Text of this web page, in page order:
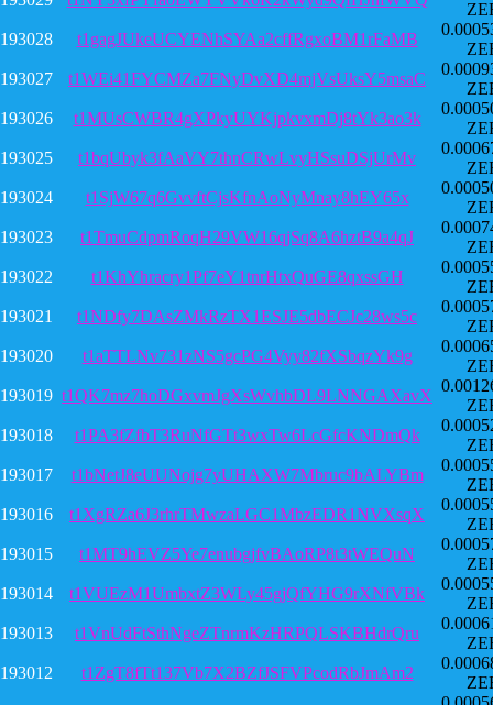
193028
t1gagJUkeUCYENhSYAa2cffRgxoBM1rFaMB
193027
t1WEi41FYCMZa7FNyDvXD4mjVsUksY5msaC
193026
t1MUsCWBR4gXPkyUYKjpkvxmDj8tYk3ao3k
193025
t1bqUbyk3fAaVY7thnCRwLvyHSsuDSjUrMv
193024
t1SjW67q6GvvftCjsKfnAoNyMnay8hEY65x
193023
t1TmuCdpmRoqH29VW16qjSq8A6hztB9a4qJ
193022
t1KhYhracry1Pf7eY1tnrHtxQuGE8qxssGH
193021
t1NDfy7DAsZMkRzTX1ESJE5dbECJc28ws5c
193020
t1aTTLNv731zNS5gcPG4Vyy82fXSbqzYk9g
193019 t1QK7mz7hoDGxvmJgXsWvhbDL9LNNGAXavX
193018
t1PA3fZfbT3RuNfGTt3wxTw6LcGfcKNDmQk
193017
t1bNetJ8eUUNojg7yUHAXW7Mbruc9bALYBm
193016
t1XgRZa6J3rhrTMwzaLGC1MbzEDR1NVXsqX
193015
t1MT9hEVZ5Ye7enubgjfvBAoRP8t3tWEQuN
193014
t1VUEzM1UmbxtZ3WLy45gjQfYHG9rXNfVBk
193013
t1VnUdFtSthNgeZTnrmKzHRPQLSKBHdrQru
193012
t1ZgT8fTt137Vb7X2BZfJSFVPcodRbJmAm2